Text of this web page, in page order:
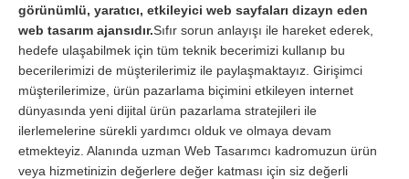
görünümlü, yaratıcı, etkileyici web sayfaları dizayn eden
web tasarım ajansıdır.Sıfır sorun anlayışı ile hareket ederek,
hedefe ulaşabilmek için tüm teknik becerimizi kullanıp bu
becerilerimizi de müşterilerimiz ile paylaşmaktayız. Girişimci
müşterilerimize, ürün pazarlama biçimini etkileyen internet
dünyasında yeni dijital ürün pazarlama stratejileri ile
ilerlemelerine sürekli yardımcı olduk ve olmaya devam
etmekteyiz. Alanında uzman Web Tasarımcı kadromuzun ürün
veya hizmetinizin değerlere değer katması için siz değerli